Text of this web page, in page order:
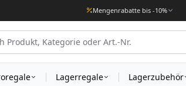
Mengenrabatte bis -10%
Lagerregale Lagerzubehör